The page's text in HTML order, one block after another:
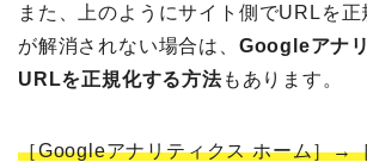
また、上のようにサイト側でURLを
が解消されない場合は、 Googleアナ
URLを正規化する方法もあります。
［Googleアナリティクス ホーム］→